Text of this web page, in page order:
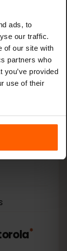
ads, to
our traffic.
of our site with
partners who
you’ve provided
use of their
*